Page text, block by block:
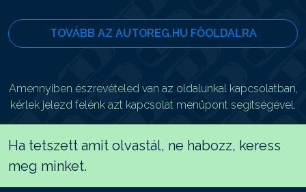
TOVÁBB AZ AUTOREG.HU FŐOLDALRA
Amennyiben észrevételed van az oldalunkal kapcsolatban,
kérlek jelezd felénk azt kapcsolat menüpont segítségével.
Ha tetszett amit olvastál, ne habozz, keress
meg minket.